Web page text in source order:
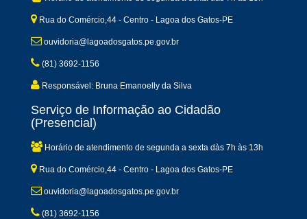
Rua do Comércio,44 - Centro - Lagoa dos Gatos-PE
ouvidoria@lagoadosgatos.pe.gov.br
(81) 3692-1156
Responsável: Bruna Emanoelly da Silva
Serviço de Informação ao Cidadão
(Presencial)
Horário de atendimento de segunda a sexta dàs 7h às 13h
Rua do Comércio,44 - Centro - Lagoa dos Gatos-PE
ouvidoria@lagoadosgatos.pe.gov.br
(81) 3692-1156